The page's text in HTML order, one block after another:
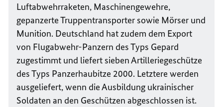
Luftabwehrraketen, Maschinengewehre,
gepanzerte Truppentransporter sowie Mörser und
Munition. Deutschland hat zudem dem Export
von Flugabwehr-Panzern des Typs Gepard
zugestimmt und liefert sieben Artilleriegeschütze
des Typs Panzerhaubitze 2000. Letztere werden
ausgeliefert, wenn die Ausbildung ukrainischer
Soldaten an den Geschützen abgeschlossen ist.